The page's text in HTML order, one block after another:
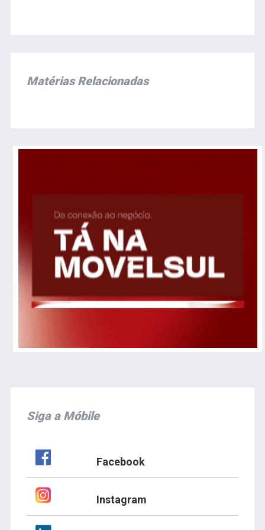
Matérias Relacionadas
Siga a Móbile
Facebook
Instagram